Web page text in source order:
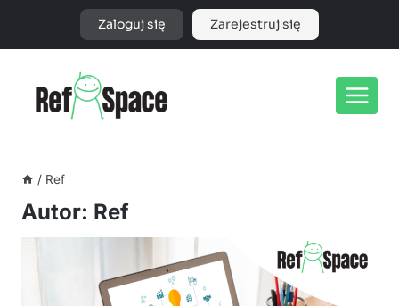
treści
Zaloguj się Zarejestruj się
/ Ref
Autor: Ref